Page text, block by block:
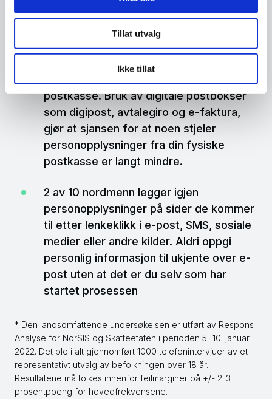
Tillat utvalg
Ikke tillat
gjenpartsbrev ved kredittsjekk. Dette
kan være et tidlig tegn på at noen
benytter din id for å ta opp lån.
postkasse. Bruk av digitale postbokser
som digipost, avtalegiro og e-faktura,
gjør at sjansen for at noen stjeler
personopplysninger fra din fysiske
postkasse er langt mindre.
2 av 10 nordmenn legger igjen
personopplysninger på sider de kommer
til etter lenkeklikk i e-post, SMS, sosiale
medier eller andre kilder. Aldri oppgi
personlig informasjon til ukjente over e-
post uten at det er du selv som har
startet prosessen
* Den landsomfattende undersøkelsen er utført av Respons
Analyse for NorSIS og Skatteetaten i perioden 5.-10. januar
2022. Det ble i alt gjennomført 1000 telefonintervjuer av et
representativt utvalg av befolkningen over 18 år.
Resultatene må tolkes innenfor feilmarginer på +/- 2-3
prosentpoeng for hovedfrekvensene.